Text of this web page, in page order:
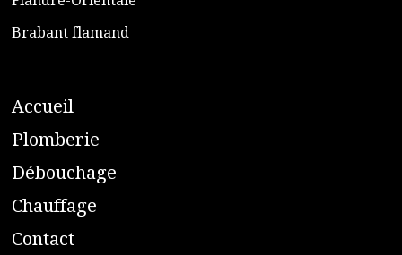
​Brabant flamand
Accueil
​Plomberie
Débouchage
Chauffage
Contact